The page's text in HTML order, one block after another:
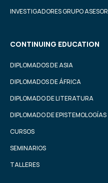
INVESTIGADORES GRUPO ASESOR
CONTINUING EDUCATION
DIPLOMADOS DE ASIA
DIPLOMADOS DE ÁFRICA
DIPLOMADO DE LITERATURA
DIPLOMADO DE EPISTEMOLOGÍAS
CURSOS
SEMINARIOS
TALLERES